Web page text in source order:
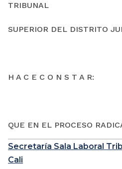
TRIBUNAL
SUPERIOR DEL DISTRITO
H A C E C O N S T A R:
QUE EN EL PROCESO
Secretaría Sala Laboral
Cali